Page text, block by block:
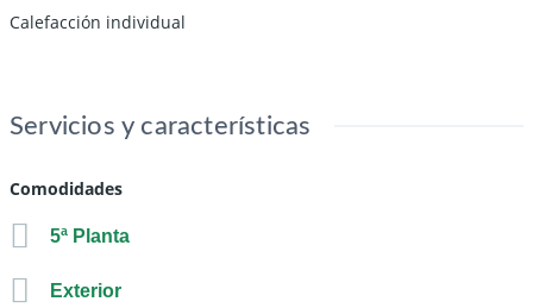
Calefacción individual
Servicios y características
Comodidades
5ª Planta
Exterior